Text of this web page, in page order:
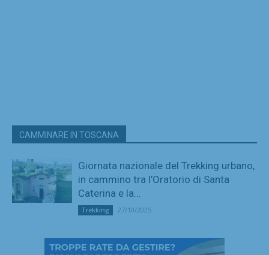
CAMMINARE IN TOSCANA
Giornata nazionale del Trekking urbano,
in cammino tra l’Oratorio di Santa
Caterina e la...
Trekking 27/10/2025